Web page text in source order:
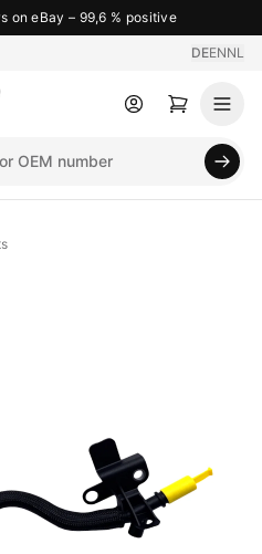
on eBay – 99,6 % positive
DEENNL